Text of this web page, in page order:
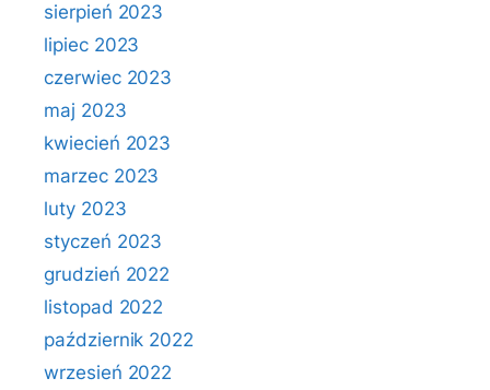
sierpień 2023
lipiec 2023
czerwiec 2023
maj 2023
kwiecień 2023
marzec 2023
luty 2023
styczeń 2023
grudzień 2022
listopad 2022
październik 2022
wrzesień 2022